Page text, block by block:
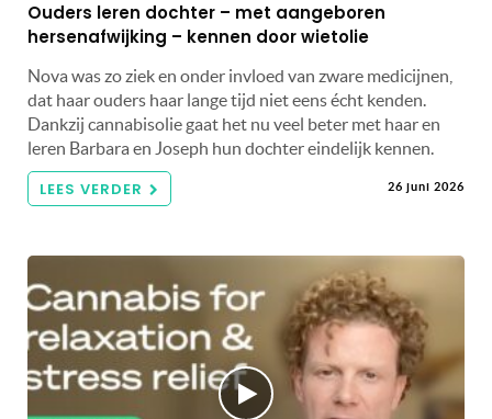
Ouders leren dochter – met aangeboren
hersenafwijking – kennen door wietolie
Nova was zo ziek en onder invloed van zware medicijnen,
dat haar ouders haar lange tijd niet eens écht kenden.
Dankzij cannabisolie gaat het nu veel beter met haar en
leren Barbara en Joseph hun dochter eindelijk kennen.
LEES VERDER 26 juni 2026